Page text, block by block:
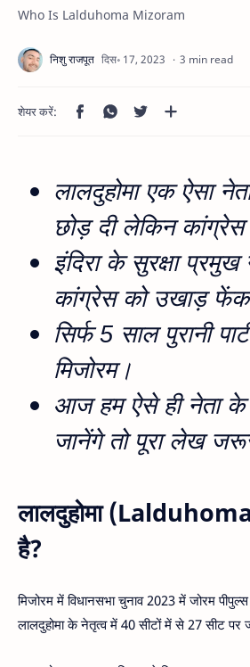
Who Is Lalduhoma Mizoram
3 min read
लालदुहोमा एक ऐसा
छोड़ दी लेकिन
इंदिरा के सुरक्षा
कांग्रेस को उखाड़
सिर्फ 5 साल पुरानी
मिजोरम।
आज हम ऐसे ही नेता
जानेंगे तो पूरा लेख
लालदुहोमा
है?
मिजोरम में विधानसभा चुनाव 2023 में जोरम
लालदुहोमा के नेतृत्व में 40 सीटों में से 27 सीट पर